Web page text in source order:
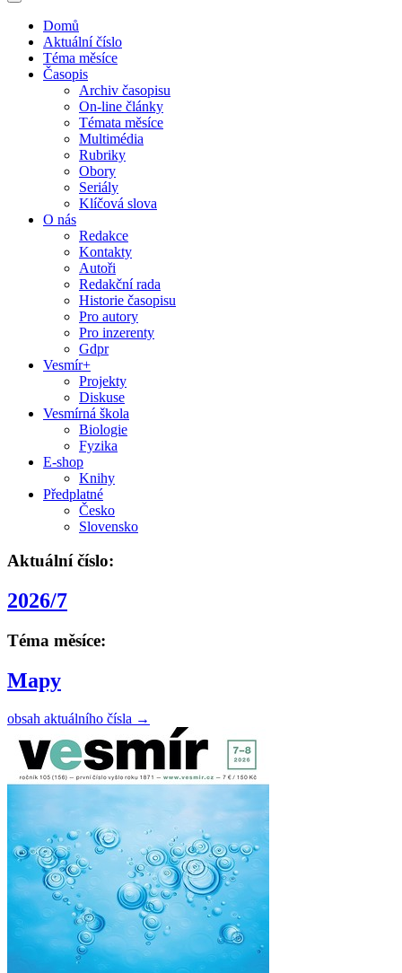
Domů
Aktuální číslo
Téma měsíce
Časopis
Archiv časopisu
On-line články
Témata měsíce
Multimédia
Rubriky
Obory
Seriály
Klíčová slova
O nás
Redakce
Kontakty
Autoři
Redakční rada
Historie časopisu
Pro autory
Pro inzerenty
Gdpr
Vesmír+
Projekty
Diskuse
Vesmírná škola
Biologie
Fyzika
E-shop
Knihy
Předplatné
Česko
Slovensko
Aktuální číslo:
2026/7
Téma měsíce:
Mapy
obsah aktuálního čísla →